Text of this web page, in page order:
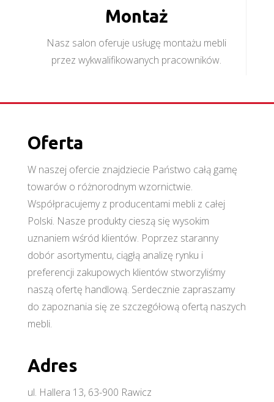
Montaż
Nasz salon oferuje usługę montażu mebli
przez wykwalifikowanych pracowników.
Oferta
W naszej ofercie znajdziecie Państwo całą gamę
towarów o różnorodnym wzornictwie.
Współpracujemy z producentami mebli z całej
Polski. Nasze produkty cieszą się wysokim
uznaniem wśród klientów. Poprzez staranny
dobór asortymentu, ciągłą analizę rynku i
preferencji zakupowych klientów stworzyliśmy
naszą ofertę handlową. Serdecznie zapraszamy
do zapoznania się ze szczegółową ofertą naszych
mebli.
Adres
ul. Hallera 13, 63-900 Rawicz